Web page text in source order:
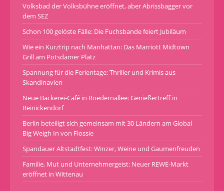
Volksbad der Volksbühne eröffnet, aber Abrissbagger vor
dem SEZ
Schon 100 gelöste Fälle: Die Fuchsbande feiert Jubiläum
Wie ein Kurztrip nach Manhattan: Das Marriott Midtown
Grill am Potsdamer Platz
Spannung für die Ferientage: Thriller und Krimis aus
Skandinavien
Neue Bäckerei-Café in Roedernallee: Genießertreff in
Reinickendorf
Berlin beteiligt sich gemeinsam mit 30 Ländern am Global
Big Weigh In von Flossie
Spandauer Altstadtfest: Winzer, Weine und Gaumenfreuden
Familie, Mut und Unternehmergeist: Neuer REWE-Markt
eröffnet in Wittenau